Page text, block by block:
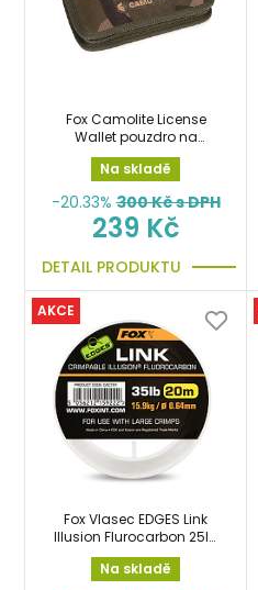
Fox Camolite License
Wallet pouzdro na
doklady
Na skladě
-20.33% 300Kč s DPH
239 Kč
DETAIL PRODUKTU
AKCE
Fox Vlasec EDGES Link
Illusion Flurocarbon 25lb
0,53mm 20m návazcový
Na skladě